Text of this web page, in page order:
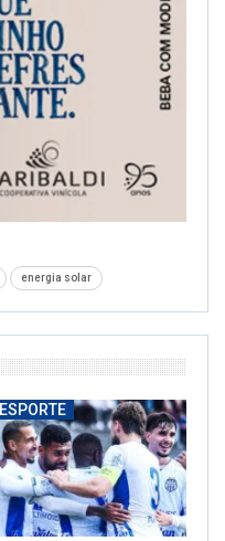
energia solar
ESPORTE